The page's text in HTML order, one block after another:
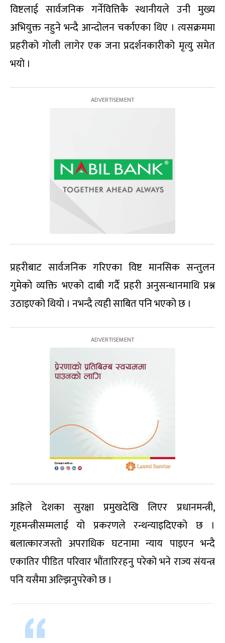
विष्टलाई सार्वजनिक गर्नेवित्तिकै स्थानीयले उनी मुख्य
अभियुक्त नहुने भन्दै आन्दोलन चर्काएका थिए । त्यसक्रममा
प्रहरीको गोली लागेर एक जना प्रदर्शनकारीको मृत्यु समेत
भयो ।
प्रहरीबाट सार्वजनिक गरिएका विष्ट मानसिक सन्तुलन
गुमेको व्यक्ति भएको दाबी गर्दै प्रहरी अनुसन्धानमाथि प्रश्न
उठाइएको थियो । नभन्दै त्यही साबित पनि भएको छ ।
अहिले देशका सुरक्षा प्रमुखदेखि लिएर प्रधानमन्त्री,
गृहमन्त्रीसम्मलाई यो प्रकरणले रन्थन्याइदिएको छ ।
बलात्कारजस्तो अपराधिक घटनामा न्याय पाइएन भन्दै
एकातिर पीडित परिवार भौंतारिरहनु परेको भने राज्य संयन्त्र
पनि यसैमा अल्झिनुपरेको छ ।